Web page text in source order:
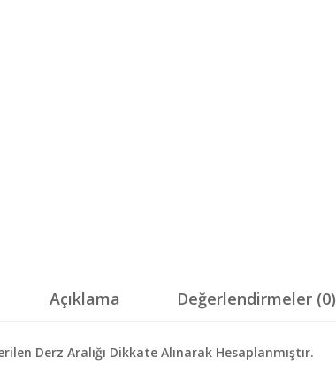
Açıklama Değerlendirmeler (0)
Derz Aralığı Dikkate Alınarak Hesaplanmıştır.